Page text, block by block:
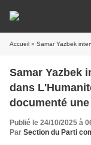
Accueil » Samar Yazbek interviewée par
Samar Yazbek
dans
documenté
Publié le 24/10/2025 à
Par Section du Parti